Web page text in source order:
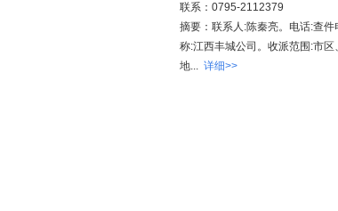
联系：0795-2112379
摘要：联系人:陈秦亮。电话:查
称:江西丰城公司。收派范围:市
地... 详细>>